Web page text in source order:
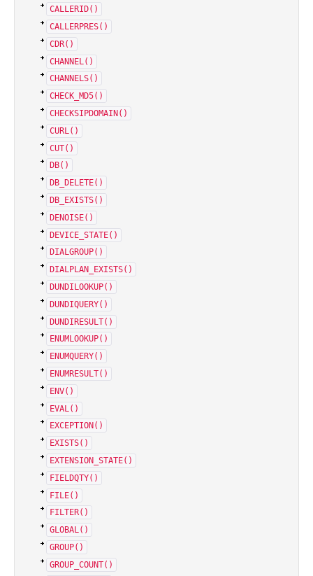
CALLERID()
CALLERPRES()
CDR()
CHANNEL()
CHANNELS()
CHECK_MD5()
CHECKSIPDOMAIN()
CURL()
CUT()
DB()
DB_DELETE()
DB_EXISTS()
DENOISE()
DEVICE_STATE()
DIALGROUP()
DIALPLAN_EXISTS()
DUNDILOOKUP()
DUNDIQUERY()
DUNDIRESULT()
ENUMLOOKUP()
ENUMQUERY()
ENUMRESULT()
ENV()
EVAL()
EXCEPTION()
EXISTS()
EXTENSION_STATE()
FIELDQTY()
FILE()
FILTER()
GLOBAL()
GROUP()
GROUP_COUNT()